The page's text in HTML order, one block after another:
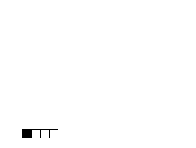
1 2 3 4